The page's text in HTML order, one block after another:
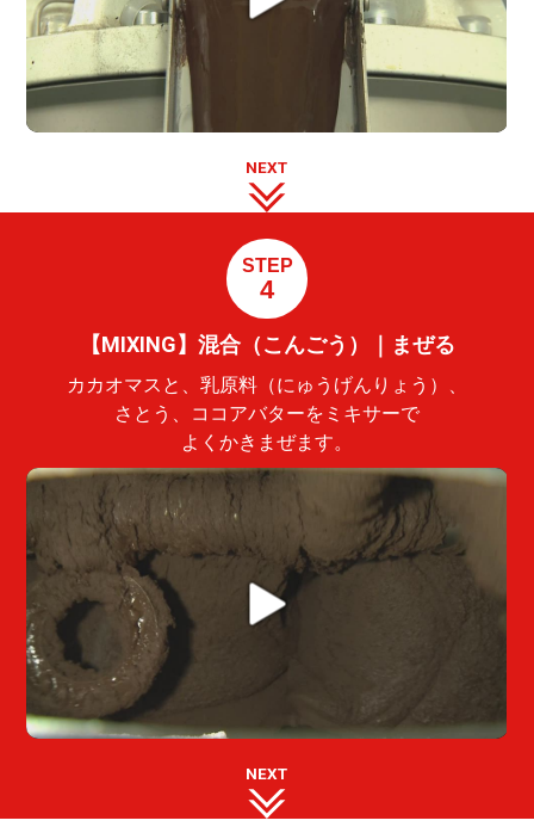
NEXT
STEP
4
【MIXING】混合（こんごう）｜まぜる
カカオマスと、乳原料（にゅうげんりょう）、
さとう、ココアバターをミキサーで
よくかきまぜます。
NEXT